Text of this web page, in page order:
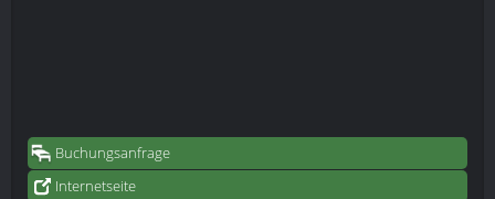
Buchungsanfrage
Internetseite